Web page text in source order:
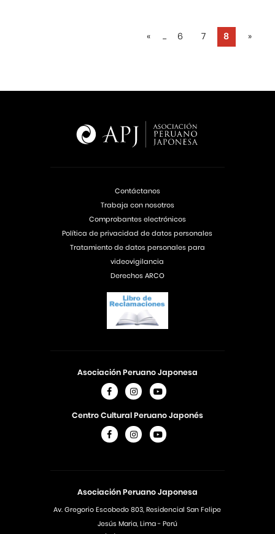
« ... 6 7 8 »
Asociación Peruano Japonesa
Av. Gregorio Escobedo 803, Residencial San Felipe
Jesús Maria, Lima - Perú
Asociación Peruano Japonesa
Centro Cultural Peruano Japonés
Contáctanos
Trabaja con nosotros
Comprobantes electrónicos
Política de privacidad de datos personales
Tratamiento de datos personales para
videovigilancia
Derechos ARCO